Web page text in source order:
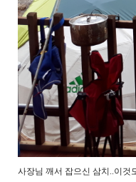
사장님 깨서 잡으신 삼치..이것